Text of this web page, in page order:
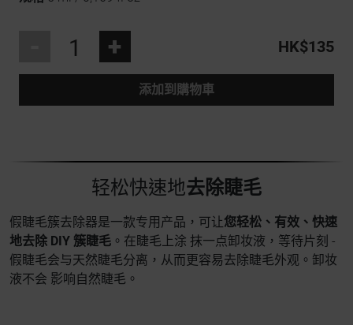
+ HK$135
添加到購物車
轻松快速地去除睫毛
假睫毛簇去除器是一款专用产品，可让您轻松、有效、快速
地去除 DIY 簇睫毛 。在睫毛上涂 抹一点卸妆液，等待片刻 -
假睫毛会与天然睫毛分离，从而更容易去除睫毛外观。卸妆
液不会 影响自然睫毛。